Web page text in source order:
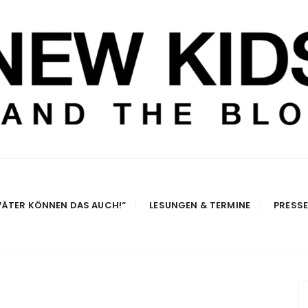
Blog
KÖNNEN DAS AUCH!“ LESUNGEN & TERMINE